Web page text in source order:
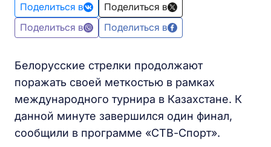
Поделиться в
Поделиться в
Поделиться в
Поделиться в
Белорусские стрелки продолжают
поражать своей меткостью в рамках
международного турнира в Казахстане. К
данной минуте завершился один финал,
сообщили в программе «СТВ-Спорт».